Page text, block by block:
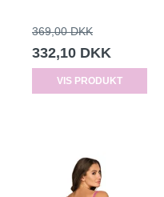
369,00 DKK
332,10 DKK
VIS PRODUKT